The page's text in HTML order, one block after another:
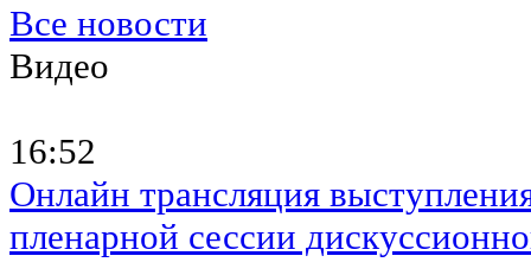
Все новости
Видео
16:52
Онлайн трансляция
пленарной сессии